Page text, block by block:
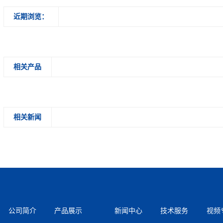
近期浏览：
相关产品
相关新闻
公司简介 产品展示 新闻中心 技术服务 视频